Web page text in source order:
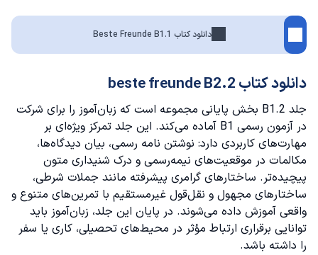
دانلود کتاب Beste Freunde B1.1
دانلود کتاب beste freunde B2.2
جلد B1.2 بخش پایانی مجموعه است که زبان‌آموز را برای شرکت
در آزمون رسمی B1 آماده می‌کند. این جلد تمرکز ویژه‌ای بر
مهارت‌های کاربردی دارد: نوشتن نامه رسمی، بیان دیدگاه‌ها،
مکالمات در موقعیت‌های نیمه‌رسمی و درک شنیداری متون
پیچیده‌تر. ساختارهای گرامری پیشرفته مانند جملات شرطی،
ساختارهای مجهول و نقل‌قول غیرمستقیم با تمرین‌های متنوع و
واقعی آموزش داده می‌شوند. در پایان این جلد، زبان‌آموز باید
توانایی برقراری ارتباط مؤثر در محیط‌های تحصیلی، کاری یا سفر
را داشته باشد.